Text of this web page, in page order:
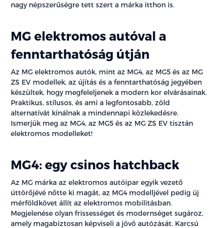
nagy népszerűségre tett szert a márka itthon is.
MG elektromos autóval a
fenntarthatóság útján
Az MG elektromos autók, mint az MG4, az MG5 és az MG
ZS EV modellek, az újítás és a fenntarthatóság jegyében
készültek, hogy megfeleljenek a modern kor elvárásainak.
Praktikus, stílusos, és ami a legfontosabb, zöld
alternatívát kínálnak a mindennapi közlekedésre.
Ismerjük meg az MG4, az MG5 és az MG ZS EV tisztán
elektromos modelleket!
MG4: egy csinos hatchback
Az MG márka az elektromos autóipar egyik vezető
úttörőjévé nőtte ki magát, az MG4 modelljével pedig új
mérföldkövet állít az elektromos mobilitásban.
Megjelenése olyan frissességet és modernséget sugároz,
amely magabiztosan képviseli a jövő autózását. Karcsú